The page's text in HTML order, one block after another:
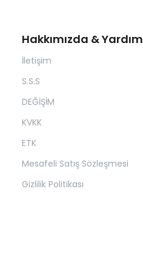
Hakkımızda & Yardım
İletişim
S.S.S
DEĞİŞİM
KVKK
ETK
Mesafeli Satış Sözleşmesi
Gizlilik Politikası